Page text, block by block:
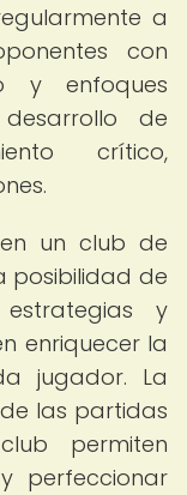
a
con
y enfoques
de
crítico,
un club de
posibilidad de
y
enriquecer la
jugador. La
las partidas
permiten
perfeccionar